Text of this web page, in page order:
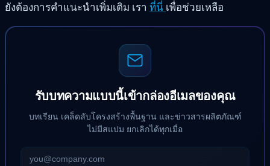
ยังต้องการคำแนะนำเพิ่มเติม เรา ที่นี่ เพื่อช่วยเหลือ
รับบทความแบบนี้เข้ากล่องอีเมลของคุณ
บทเรียน เคล็ดลับโครงสร้างพื้นฐาน และข่าวสารผลิตภัณฑ์
ไม่มีสแปม ยกเลิกได้ทุกเมื่อ